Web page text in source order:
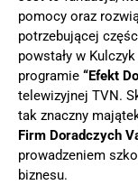
pomocy oraz
potrzebującej
powstały w
programie “Efekt
telewizyjnej TVN.
tak znaczny
Firm Doradczych
prowadzeniem
biznesu.